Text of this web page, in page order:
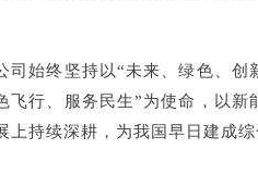
司始终坚持以“未来、绿色、创
飞行、服务民生”为使命，以新
上持续深耕，为我国早日建成